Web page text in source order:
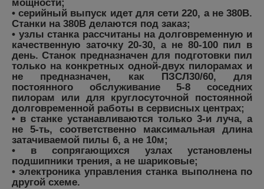
мощности;
• серийный выпуск идет для сети 220, а не 380В.
Станки на 380В делаются под заказ;
• узлы станка рассчитаны на долговременную и
качественную заточку 20-30, а не 80-100 пил в
день.Станок предназначен для подготовки пил
только на конкретных одной-двух пилорамах и
не предназначен, как ПЗСЛ30/60, для
постоянного обслуживание 5-8 соседних
пилорам или для круглосуточной постоянной
долговременной работы в сервисных центрах;
• в станке устанавливаются только 3-и луча, а
не 5-ть, соответственно максимальная длина
затачиваемой пилы 6, а не 10м;
• в сопрягающихся узлах установлены
подшипники трения, а не шариковые;
• электроника управления станка выполнена по
другой схеме.